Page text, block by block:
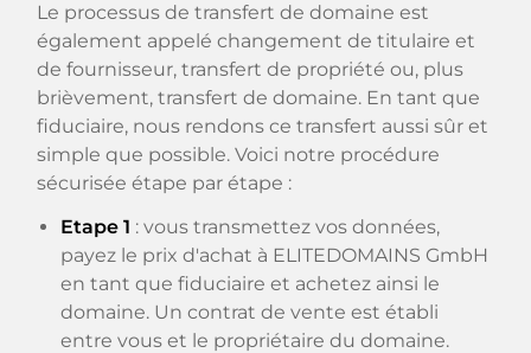
Le processus de transfert de domaine est
également appelé changement de titulaire et
de fournisseur, transfert de propriété ou, plus
brièvement, transfert de domaine. En tant que
fiduciaire, nous rendons ce transfert aussi sûr et
simple que possible. Voici notre procédure
sécurisée étape par étape :
Etape 1 : vous transmettez vos données,
payez le prix d'achat à ELITEDOMAINS GmbH
en tant que fiduciaire et achetez ainsi le
domaine. Un contrat de vente est établi
entre vous et le propriétaire du domaine.